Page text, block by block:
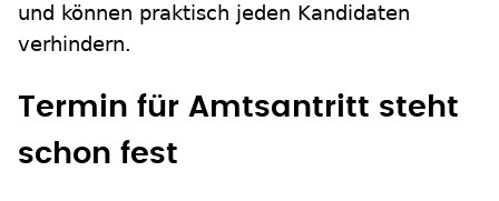
und können praktisch jeden Kandidaten
verhindern.
Termin für Amtsantritt steht
schon fest